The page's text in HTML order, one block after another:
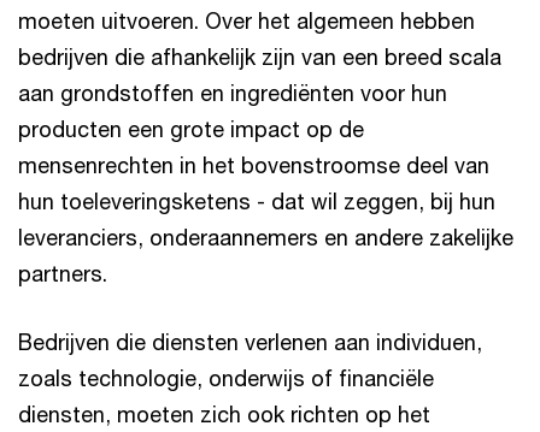
moeten uitvoeren. Over het algemeen hebben
bedrijven die afhankelijk zijn van een breed scala
aan grondstoffen en ingrediënten voor hun
producten een grote impact op de
mensenrechten in het bovenstroomse deel van
hun toeleveringsketens - dat wil zeggen, bij hun
leveranciers, onderaannemers en andere zakelijke
partners.
Bedrijven die diensten verlenen aan individuen,
zoals technologie, onderwijs of financiële
diensten, moeten zich ook richten op het